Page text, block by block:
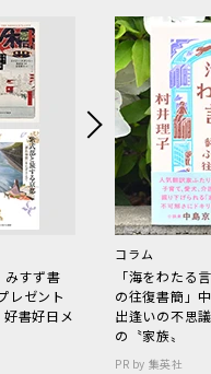
みすず書
レゼント
書好日メ
コラム
「海をわた
の往復書簡」
出逢いの不思
の〝家族〟
PR by 集英社